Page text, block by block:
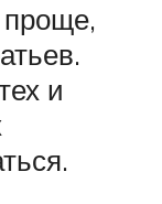
и